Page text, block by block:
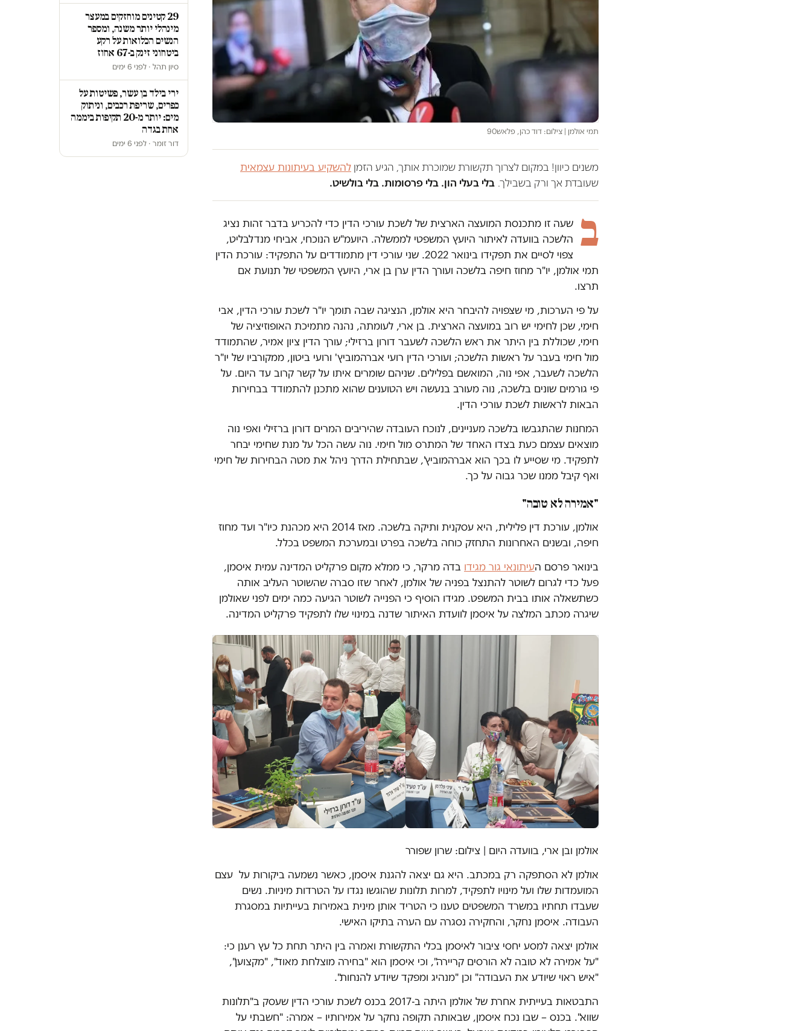
תמי אולמן | צילום: דוד כהן, פלאש90
משנים כיוון! במקום לצרוך תקשורת שמוכרת אותך, הגיע הזמן להשקיע בעיתונות עצמאית
שעובדת אך ורק בשבילך. בלי בעלי הון. בלי פרסומות. בלי בולשיט.
ב שעה זו מתכנסת המועצה הארצית של לשכת עורכי הדין כדי להכריע בדבר זהות נציג
הלשכה בוועדה לאיתור היועץ המשפטי לממשלה. היועמ"ש הנוכחי, אביחי מנדלבליט,
צפוי לסיים את תפקידו בינואר 2022. שני עורכי דין מתמודדים על התפקיד: עורכת הדין
תמי אולמן, יו"ר מחוז חיפה בלשכה ועורך הדין ערן בן ארי, היועץ המשפטי של תנועת אם
תרצו.
על פי הערכות, מי שצפויה להיבחר היא אולמן, הנציגה שבה תומך יו"ר לשכת עורכי הדין, אבי
חימי, שכן לחימי יש רוב במועצה הארצית. בן ארי, לעומתה, נהנה מתמיכת האופוזיציה של
חימי, שכוללת בין היתר את ראש הלשכה לשעבר דורון ברזילי; עורך הדין ציון אמיר, שהתמודד
מול חימי בעבר על ראשות הלשכה; ועורכי הדין רועי אברהמוביץ' ורועי ביטון, ממקורביו של יו"ר
הלשכה לשעבר, אפי נוה, המואשם בפלילים. שניהם שומרים איתו על קשר קרוב עד היום. על
פי גורמים שונים בלשכה, נוה מעורב בנעשה ויש הטוענים שהוא מתכנן להתמודד בבחירות
הבאות לראשות לשכת עורכי הדין.
המחנות שהתגבשו בלשכה מעניינים, לנוכח העובדה שהיריבים המרים דורון ברזילי ואפי נוה
מוצאים עצמם כעת בצדו האחד של המתרס מול חימי. נוה עשה הכל על מנת שחימי יבחר
לתפקיד. מי שסייע לו בכך הוא אברהמוביץ', שבתחילת הדרך ניהל את מטה הבחירות של חימי
ואף קיבל ממנו שכר גבוה על כך.
"אמירה לא טובה"
אולמן, עורכת דין פלילית, היא עסקנית ותיקה בלשכה. מאז 2014 היא מכהנת כיו"ר ועד מחוז
חיפה, ובשנים האחרונות התחזק כוחה בלשכה בפרט ובמערכת המשפט בכלל.
בינואר פרסם העיתונאי גור מגידו בדה מרקר, כי ממלא מקום פרקליט המדינה עמית איסמן,
פעל כדי לגרום לשוטר להתנצל בפניה של אולמן, לאחר שזו סברה שהשוטר העליב אותה
כשתשאלה אותו בבית המשפט. מגידו הוסיף כי הפנייה לשוטר הגיעה כמה ימים לפני שאולמן
שיגרה מכתב המלצה על איסמן לוועדת האיתור שדנה במינוי שלו לתפקיד פרקליט המדינה.
אולמן ובן ארי, בוועדה היום | צילום: שרון שפורר
אולמן לא הסתפקה רק במכתב. היא גם יצאה להגנת איסמן, כאשר נשמעה ביקורות על עצם
המועמדות שלו ועל מינויו לתפקיד, למרות תלונות שהוגשו נגדו על הטרדות מיניות. נשים
שעבדו תחתיו במשרד המשפטים טענו כי הטריד אותן מינית באמירות בעייתיות במסגרת
העבודה. איסמן נחקר, והחקירה נסגרה עם הערה בתיקו האישי.
אולמן יצאה למסע יחסי ציבור לאיסמן בכלי התקשורת ואמרה בין היתר תחת כל עץ רענן כי:
"על אמירה לא טובה לא הורסים קריירה", וכי איסמן הוא "בחירה מוצלחת מאוד", "מקצוען",
"איש ראוי שיודע את העבודה" וכן "מנהיג ומפקד שיודע להנחות".
התבטאות בעייתית אחרת של אולמן היתה ב-2017 בכנס לשכת עורכי הדין שעסק ב"תלונות
שווא". בכנס – שבו נכח איסמן, שבאותה תקופה נחקר על אמירותיו – אמרה: "חשבתי על
29 קטינים מוחזקים במעצר
מינהלי יותר משנה, ומספר
הנשים הכלואות על רקע
ביטחוני זינק ב-67 אחוז
סיון תהל · לפני 6 ימים
ירי בילד בן עשר, פשיטות על
כפרים, שריפת רכבים, וניתוק
מים: יותר מ-20 תקיפות ביממה
אחת בגדה
דור זומר · לפני 6 ימים